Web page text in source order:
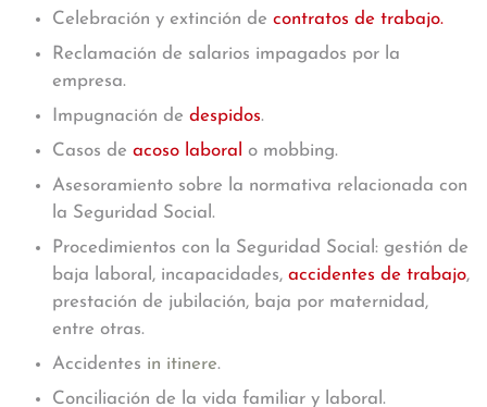
Celebración y extinción de contratos de trabajo.
Reclamación de salarios impagados por la
empresa.
Impugnación de despidos.
Casos de acoso laboral o mobbing.
Asesoramiento sobre la normativa relacionada con
la Seguridad Social.
Procedimientos con la Seguridad Social: gestión de
baja laboral, incapacidades, accidentes de trabajo,
prestación de jubilación, baja por maternidad,
entre otras.
Accidentes in itinere.
Conciliación de la vida familiar y laboral.